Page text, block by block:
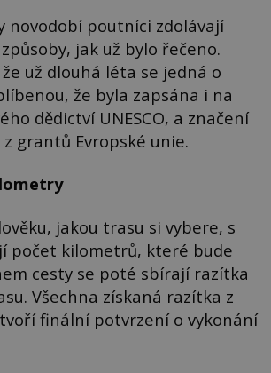
novodobí poutníci zdolávají
jak už bylo řečeno.
už dlouhá léta se jedná o
že byla zapsána i na
dědictví UNESCO, a značení
grantů Evropské unie.
jakou trasu si vybere, s
počet kilometrů, které bude
cesty se poté sbírají razítka
Všechna získaná razítka z
finální potvrzení o vykonání